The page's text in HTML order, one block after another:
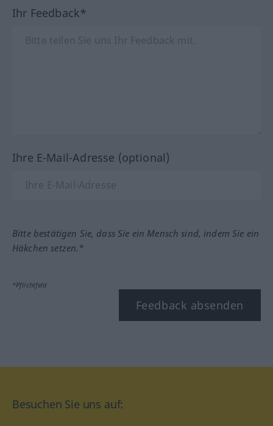
Ihr Feedback*
Ihre E-Mail-Adresse (optional)
Bitte bestätigen Sie, dass Sie ein Mensch sind, indem Sie ein
Häkchen setzen.*
*Pflichtfeld
Feedback absenden
Besuchen Sie uns auf: